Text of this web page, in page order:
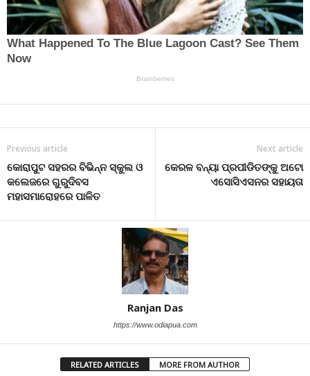
Previous article
କୋରାପୁଟ ସହରର ବିଭିନ୍ନ ସ୍କୁଲ ଓ
କଲେଜରେ ଗୁରୁଦିବସ
ମହାସମାରୋହରେ ପାଳିତ
Next article
କେରଳ ବନ୍ୟା ପ୍ରପୀଡିତଙ୍କୁ ଅଟୋ
ଏସୋସିଏସନର ସହାୟତା
Ranjan Das
https://www.odiapua.com
RELATED ARTICLES MORE FROM AUTHOR